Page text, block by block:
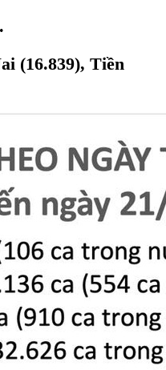
(16.839), Tiền